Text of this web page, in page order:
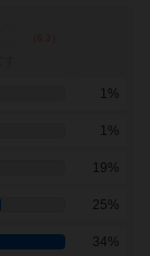
1%
1%
19%
25%
34%